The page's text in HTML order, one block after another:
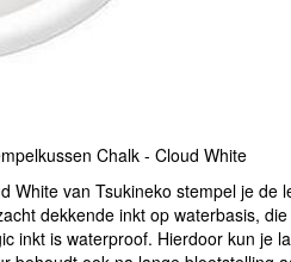
Chalk - Cloud White
White van Tsukineko stempel je
dekkende inkt op waterbasis,
inkt is waterproof. Hierdoor kun je